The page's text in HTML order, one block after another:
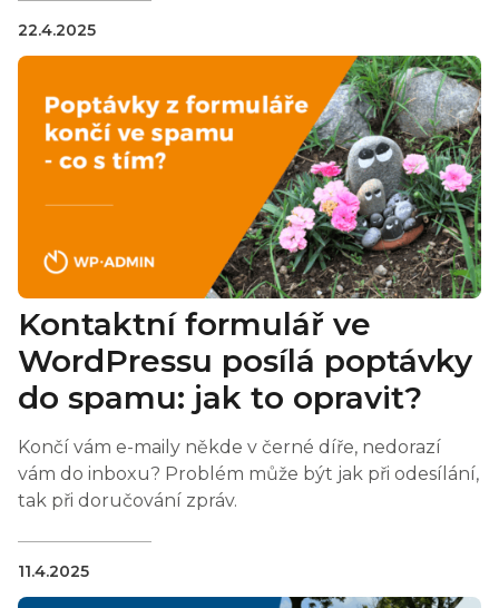
22.4.2025
Kontaktní formulář ve
WordPressu posílá poptávky
do spamu: jak to opravit?
Končí vám e-maily někde v černé díře, nedorazí
vám do inboxu? Problém může být jak při odesílání,
tak při doručování zpráv.
11.4.2025